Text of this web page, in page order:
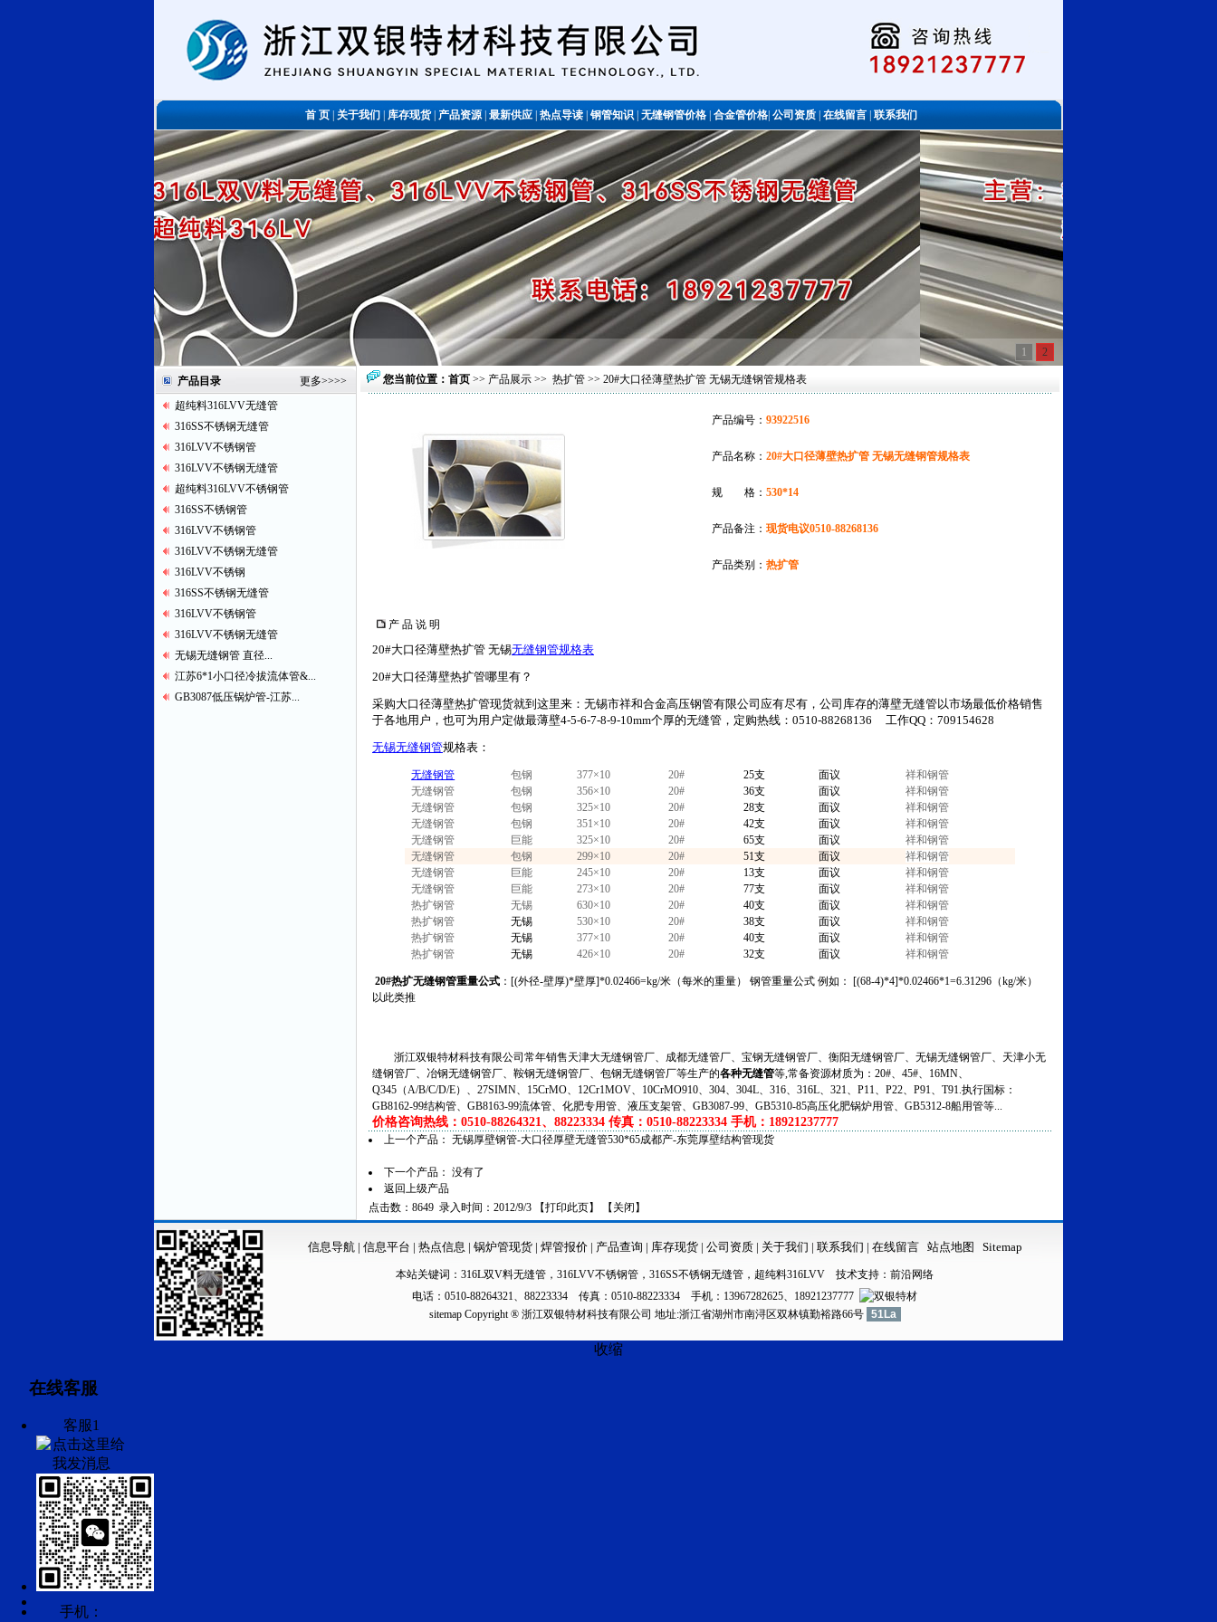
首 页关于我们库存现货|产品资源|最新供应|热点导读钢管知识无缝钢管价格合金管价格公司资质在线留言|联系我们
不锈钢管 1 2
产品目录 更多>>>>
超纯料316LVV无缝管
316SS不锈钢无缝管
316LVV不锈钢管
316LVV不锈钢无缝管
超纯料316LVV不锈钢管
316SS不锈钢管
316LVV不锈钢管
316LVV不锈钢无缝管
316LVV不锈钢
316SS不锈钢无缝管
316LVV不锈钢管
316LVV不锈钢无缝管
无锡无缝钢管 直径...
江苏6*1小口径冷拔流体管&...
GB3087低压锅炉管-江苏...
您当前位置： 首页 >> 产品展示 >> 热扩管 >> 20#大口径薄壁热扩管 无锡无缝钢管规格表
产品编号： 93922516
产品名称： 20#大口径薄壁热扩管 无锡无缝钢管规格表
规 格： 530*14
产品备注： 现货电议0510-88268136
产品类别： 热扩管
产 品 说 明
20#大口径薄壁热扩管 无锡无缝钢管规格表
20#大口径薄壁热扩管哪里有？
采购大口径薄壁热扩管现货就到这里来：无锡市祥和合金高压钢管有限公司应有尽有，公司库存的薄壁无缝管以市场最低价格销售
于各地用户，也可为用户定做最薄壁4-5-6-7-8-9-10mm个厚的无缝管，定购热线：0510-88268136 工作QQ：709154628
无锡无缝钢管规格表：
无缝钢管 包钢 377×10 20# 25支 面议
祥和钢管
无缝钢管
包钢 356×10 20# 36支 面议
祥和钢管
无缝钢管
包钢 325×10 20# 28支 面议
祥和钢管
无缝钢管
包钢 351×10 20# 42支 面议
祥和钢管
无缝钢管
巨能 325×10 20# 65支 面议
祥和钢管
无缝钢管
包钢 299×10 20# 51支 面议
祥和钢管
无缝钢管
巨能 245×10 20# 13支 面议
祥和钢管
无缝钢管
巨能 273×10 20# 77支 面议
祥和钢管
热扩钢管
无锡 630×10 20# 40支 面议
祥和钢管
热扩钢管
无锡 530×10 20# 38支 面议
祥和钢管
热扩钢管
无锡 377×10 20# 40支 面议
祥和钢管
热扩钢管
无锡 426×10 20# 32支 面议 祥和钢管
20#热扩无缝钢管重量公式 ：[(外径-壁厚)*壁厚]*0.02466=kg/米（每米的重量） 钢管重量公式 例如： [(68-4)*4]*0.02466*1=6.31296（kg/米）
以此类推
浙江双银特材科技有限公司常年销售天津大无缝钢管厂、成都无缝管厂、宝钢无缝钢管厂、衡阳无缝钢管厂、无锡无缝钢管厂、天津小无
缝钢管厂、冶钢无缝钢管厂、鞍钢无缝钢管厂、包钢无缝钢管厂等生产的各种无缝管等,常备资源材质为：20#、45#、16MN、
Q345（A/B/C/D/E）、27SIMN、15CrMO、12Cr1MOV、10CrMO910、304、304L、316、316L、321、P11、P22、P91、T91.执行国标：
GB8162-99结构管、GB8163-99流体管、化肥专用管、液压支架管、GB3087-99、GB5310-85高压化肥锅炉用管、GB5312-8船用管等...
价格咨询热线：0510-88264321、88223334 传真：0510-88223334 手机：18921237777
上一个产品： 无锡厚壁钢管-大口径厚壁无缝管530*65成都产-东莞厚壁结构管现货
下一个产品： 没有了
返回上级产品
点击数：8649 录入时间：2012/9/3 【打印此页】 【 关闭 】
信息导航| 信息平台 | 热点信息 | 锅炉管现货 | 焊管报价| 产品查询 | 库存现货 | 公司资质 | 关于我们 | 联系我们 | 在线留言 站点地图 Sitemap
本站关键词： 316L双V料无缝管 ， 316LVV不锈钢管 ， 316SS不锈钢无缝管 ， 超纯料316LVV 技术支持： 前沿网络
电话：0510-88264321、88223334 传真：0510-88223334 手机：13967282625、18921237777
sitemapCopyright ® 浙江双银特材科技有限公司 地址:浙江省湖州市南浔区双林镇勤裕路66号 51La
收缩
在线客服
客服1
手机：